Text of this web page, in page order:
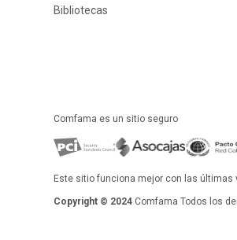
Bibliotecas
Comfama es un sitio seguro
Este sitio funciona mejor con las últimas
Copyright © 2024 Comfama Todos los